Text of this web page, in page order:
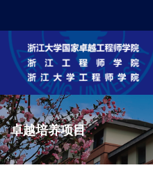
卓越培养项目